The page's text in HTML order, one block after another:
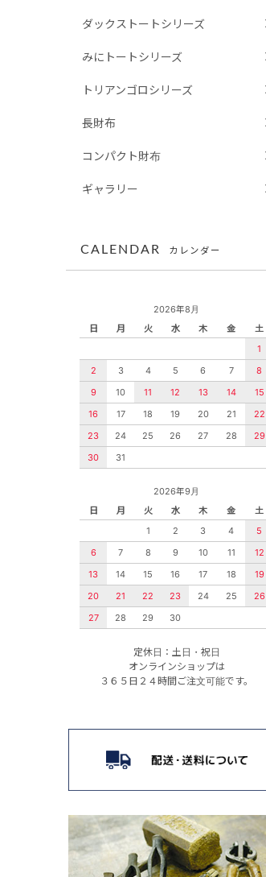
ダックストートシリーズ
みにトートシリーズ
トリアンゴロシリーズ
長財布
コンパクト財布
ギャラリー
CALENDAR カレンダー
2026年8月
日
月 火 水 木 金
土
1
2
3 4 5 6 7
8
9
10 11 12 13 14
15
16
17 18 19 20 21
22
23
24 25 26 27 28
29
30
31
2026年9月
日
月 火 水 木 金
土
1
2 3 4
5
6
7 8 9 10 11
12
13
14 15 16 17 18
19
20
21 22 23 24 25
26
27
28 29 30
定休日：土日・祝日
オンラインショップは
３６５日２４時間ご注文可能です。